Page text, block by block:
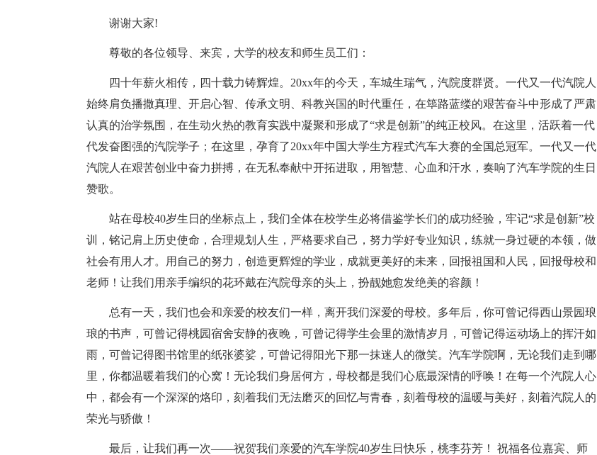
谢谢大家!
尊敬的各位领导、来宾，大学的校友和师生员工们：
四十年薪火相传，四十载力铸辉煌。20xx年的今天，车城生瑞气，汽院度群贤。一代又一代汽院人
始终肩负播撒真理、开启心智、传承文明、科教兴国的时代重任，在筚路蓝缕的艰苦奋斗中形成了严肃
认真的治学氛围，在生动火热的教育实践中凝聚和形成了“求是创新”的纯正校风。在这里，活跃着一代
代发奋图强的汽院学子；在这里，孕育了20xx年中国大学生方程式汽车大赛的全国总冠军。一代又一代
汽院人在艰苦创业中奋力拼搏，在无私奉献中开拓进取，用智慧、心血和汗水，奏响了汽车学院的生日
赞歌。
站在母校40岁生日的坐标点上，我们全体在校学生必将借鉴学长们的成功经验，牢记“求是创新”校
训，铭记肩上历史使命，合理规划人生，严格要求自己，努力学好专业知识，练就一身过硬的本领，做
社会有用人才。用自己的努力，创造更辉煌的学业，成就更美好的未来，回报祖国和人民，回报母校和
老师！让我们用亲手编织的花环戴在汽院母亲的头上，扮靓她愈发绝美的容颜！
总有一天，我们也会和亲爱的校友们一样，离开我们深爱的母校。多年后，你可曾记得西山景园琅
琅的书声，可曾记得桃园宿舍安静的夜晚，可曾记得学生会里的激情岁月，可曾记得运动场上的挥汗如
雨，可曾记得图书馆里的纸张婆娑，可曾记得阳光下那一抹迷人的微笑。汽车学院啊，无论我们走到哪
里，你都温暖着我们的心窝！无论我们身居何方，母校都是我们心底最深情的呼唤！在每一个汽院人心
中，都会有一个深深的烙印，刻着我们无法磨灭的回忆与青春，刻着母校的温暖与美好，刻着汽院人的
荣光与骄傲！
最后，让我们再一次——祝贺我们亲爱的汽车学院40岁生日快乐，桃李芬芳！ 祝福各位嘉宾、师